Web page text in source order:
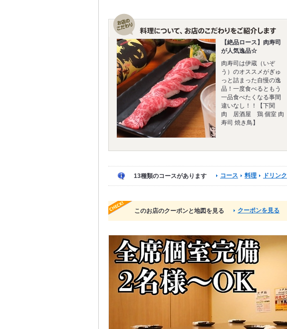
【絶品ロース】肉寿司
が人気逸品☆
肉寿司は伊蔵（いぞ
う）のオススメがぎゅ
っと詰まった自慢の逸
品！一度食べるともう
一品食べたくなる事間
違いなし！！【下関
肉 居酒屋 鶏 個室 肉
寿司 焼き鳥】
13種類のコースがあります コース 料理 ドリンク
このお店のクーポンと地図を見る クーポンを見る